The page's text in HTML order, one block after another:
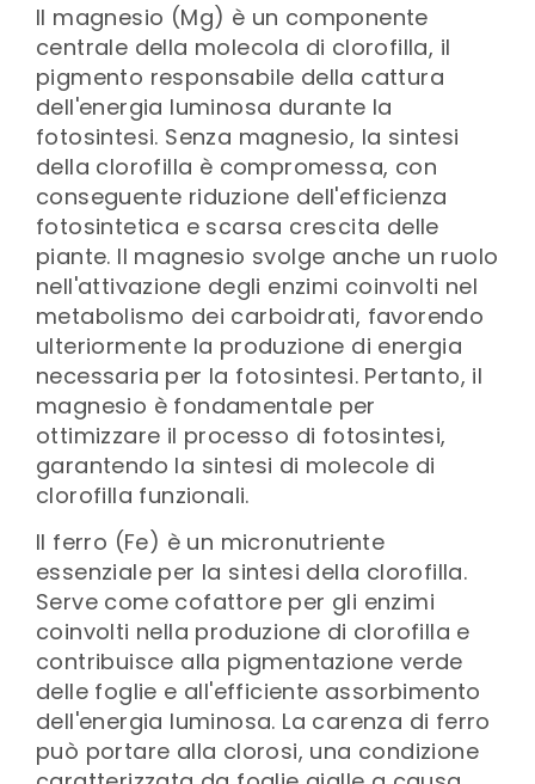
Il magnesio (Mg) è un componente
centrale della molecola di clorofilla, il
pigmento responsabile della cattura
dell'energia luminosa durante la
fotosintesi. Senza magnesio, la sintesi
della clorofilla è compromessa, con
conseguente riduzione dell'efficienza
fotosintetica e scarsa crescita delle
piante. Il magnesio svolge anche un ruolo
nell'attivazione degli enzimi coinvolti nel
metabolismo dei carboidrati, favorendo
ulteriormente la produzione di energia
necessaria per la fotosintesi. Pertanto, il
magnesio è fondamentale per
ottimizzare il processo di fotosintesi,
garantendo la sintesi di molecole di
clorofilla funzionali.
Il ferro (Fe) è un micronutriente
essenziale per la sintesi della clorofilla.
Serve come cofattore per gli enzimi
coinvolti nella produzione di clorofilla e
contribuisce alla pigmentazione verde
delle foglie e all'efficiente assorbimento
dell'energia luminosa. La carenza di ferro
può portare alla clorosi, una condizione